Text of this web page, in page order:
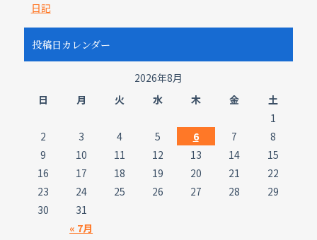
日記
投稿日カレンダー
2026年8月
日
月 火 水 木 金 土
« 7月
1
2
3 4 5 6 7
8
9
10 11 12 13 14
15
16
17 18 19 20 21
22
23
24 25 26 27 28
29
30
31